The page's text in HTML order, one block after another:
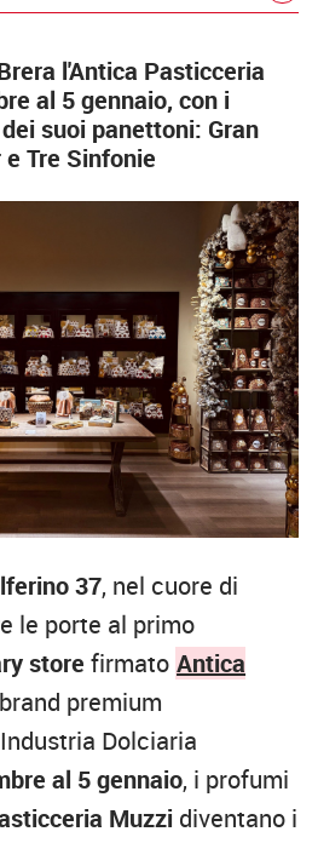
l'Antica Pasticceria
al 5 gennaio, con i
suoi panettoni: Gran
Tre Sinfonie
37, nel cuore di
le porte al primo
store firmato Antica
premium
Dolciaria
al 5 gennaio, i profumi
Muzzi diventano i